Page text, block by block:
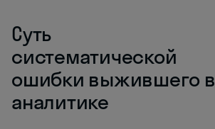
Суть
систематической
ошибки выжившего в
аналитике